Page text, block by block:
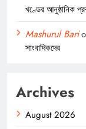
খণ্ডের আনুষ্ঠানিক
Mashurul Bari
সাংবাদিকদের
Archives
August 2026